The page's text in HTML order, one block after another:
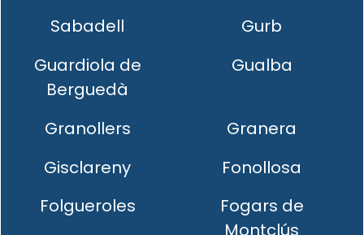
Sabadell
Gurb
Guardiola de
Berguedà
Gualba
Granollers
Granera
Gisclareny
Fonollosa
Folgueroles
Fogars de